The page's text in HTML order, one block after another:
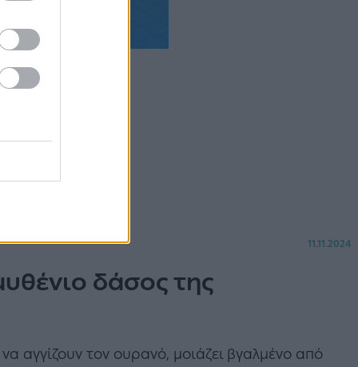
11.11.2024
δάσος της
αγγίζουν τον ουρανό, μοιάζει βγαλμένο από